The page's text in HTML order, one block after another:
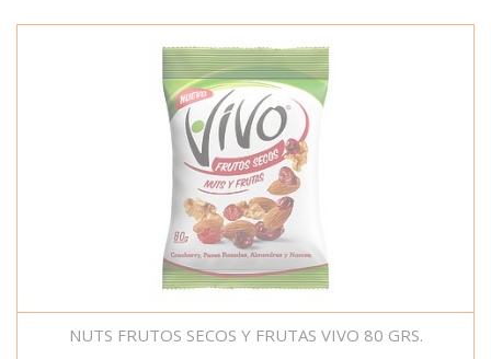
NUTS FRUTOS SECOS Y FRUTAS VIVO 80 GRS.